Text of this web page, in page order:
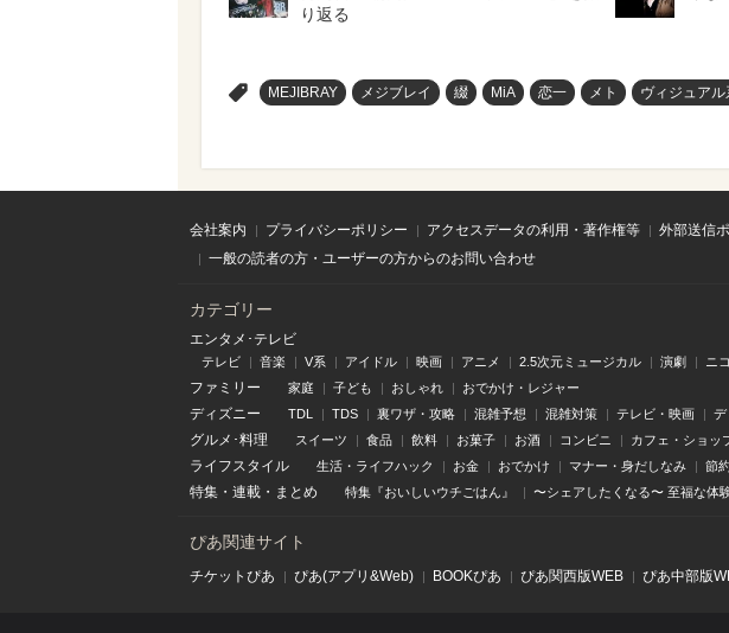
り返る
MEJIBRAY メジブレイ 綴 MiA 恋一 メト ヴィジュアル
会社案内 プライバシーポリシー アクセスデータの利用・著作権等 外部送信
一般の読者の方・ユーザーの方からのお問い合わせ
カテゴリー
エンタメ･テレビ
テレビ 音楽 V系 アイドル 映画 アニメ 2.5次元ミュージカル 演劇 ニ
ファミリー 家庭 子ども おしゃれ おでかけ・レジャー
ディズニー TDL TDS 裏ワザ・攻略 混雑予想 混雑対策 テレビ・映画 デ
グルメ･料理 スイーツ 食品 飲料 お菓子 お酒 コンビニ カフェ・ショッ
ライフスタイル 生活・ライフハック お金 おでかけ マナー・身だしなみ 節
特集 ・ 連載 ・ まとめ 特集『おいしいウチごはん』 〜シェアしたくなる〜 至福な体
ぴあ関連サイト
チケットぴあ ぴあ(アプリ&Web) BOOKぴあ ぴあ関⻄版WEB ぴあ中部版